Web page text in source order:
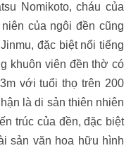
Nomikoto, cháu của
của ngôi đền cũng
đặc biệt nổi tiếng
khuôn viên đền thờ có
với tuổi thọ trên 200
là di sản thiên nhiên
trúc của đền, đặc biệt
sản văn hoa hữu hình